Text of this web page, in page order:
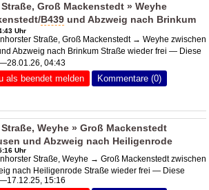
Groß Mackenstedt » Weyhe
B439 und Abzweig nach Brinkum
Uhr
Straße, Groß Mackenstedt → Weyhe zwischen
Abzweig nach Brinkum Straße wieder frei — Diese
04:43
als beendet melden Kommentare (0)
Weyhe » Groß Mackenstedt
und Abzweig nach Heiligenrode
Uhr
Straße, Weyhe → Groß Mackenstedt zwischen
nach Heiligenrode Straße wieder frei — Diese
15:16